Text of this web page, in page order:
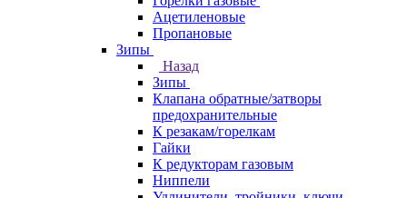
Ацетиленовые
Пропановые
Зипы
Назад
Зипы
Клапана обратные/затворы
предохранительные
К резакам/горелкам
Гайки
К редукторам газовым
Ниппели